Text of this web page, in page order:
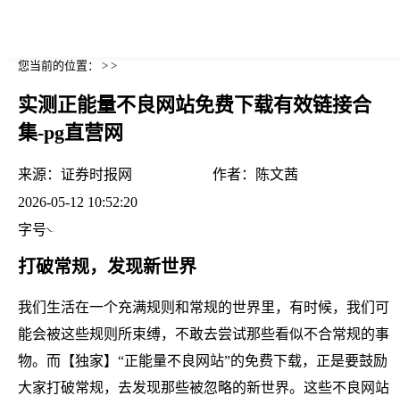
您当前的位置： > >
实测正能量不良网站免费下载有效链接合
集-pg直营网
来源： 证券时报网 作者：
陈文茜
2026-05-12 10:52:20
字号
打破常规，发现新世界
我们生活在一个充满规则和常规的世界里，有时候，我们可
能会被这些规则所束缚，不敢去尝试那些看似不合常规的事
物。而【独家】“正能量不良网站”的免费下载，正是要鼓励
大家打破常规，去发现那些被忽略的新世界。这些不良网站